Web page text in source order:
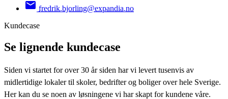
fredrik.bjorling@expandia.no
Kundecase
Se lignende kundecase
Siden vi startet for over 30 år siden har vi levert tusenvis av
midlertidige lokaler til skoler, bedrifter og boliger over hele Sverige.
Her kan du se noen av løsningene vi har skapt for kundene våre.